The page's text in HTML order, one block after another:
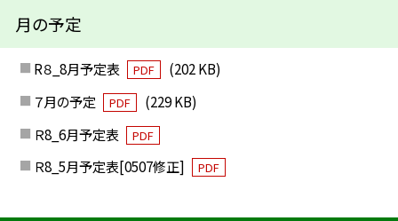
月の予定
R８_8月予定表 PDF
(202 KB)
７月の予定
PDF
(229 KB)
Ｒ8_6月予定表
PDF
Ｒ8_5月予定表[0507修正] PDF